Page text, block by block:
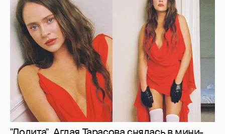
"Лолита". Аглая Тарасова снялась в мини-
платье с декольте и чулках
16